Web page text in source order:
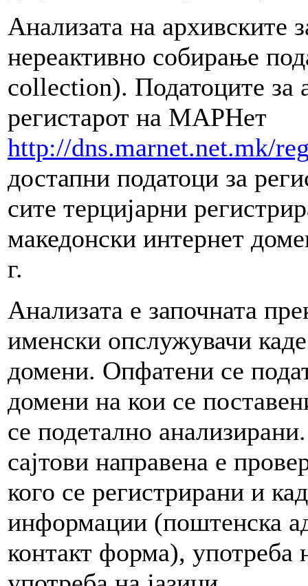
Анализата на архивските
нереактивно собирање
collection). Податоците за
регистарот на МАРНет
http://dns.marnet.net.mk/
достапни податоци за
сите терцијарни
македонски интернет
г.
Анализата е започната
именски опслужувачи
домени. Опфатени се
домени на кои се
се подетално
сајтови направена е
кого се регистрирани и
информации (поштенска
контакт форма), употреба